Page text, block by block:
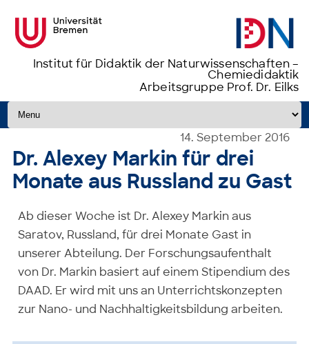
Institut für Didaktik der Naturwissenschaften –
Chemiedidaktik
Arbeitsgruppe Prof. Dr. Eilks
Zum Inhalt springen
14. September 2016
Dr. Alexey Markin für drei
Monate aus Russland zu Gast
Ab dieser Woche ist Dr. Alexey Markin aus
Saratov, Russland, für drei Monate Gast in
unserer Abteilung. Der Forschungsaufenthalt
von Dr. Markin basiert auf einem Stipendium des
DAAD. Er wird mit uns an Unterrichtskonzepten
zur Nano- und Nachhaltigkeitsbildung arbeiten.